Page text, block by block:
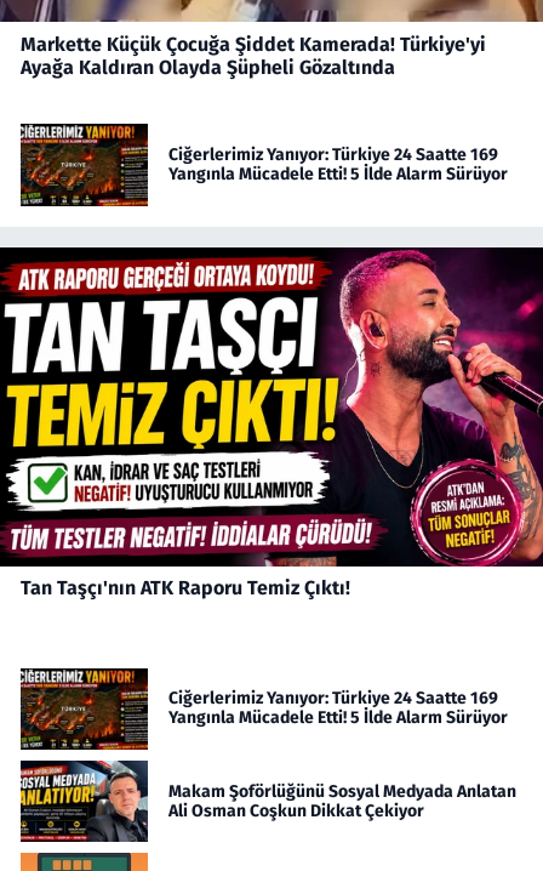
Markette Küçük Çocuğa Şiddet Kamerada! Türkiye'yi
Ayağa Kaldıran Olayda Şüpheli Gözaltında
Ciğerlerimiz Yanıyor: Türkiye 24 Saatte 169
Yangınla Mücadele Etti! 5 İlde Alarm Sürüyor
Tan Taşçı'nın ATK Raporu Temiz Çıktı!
Ciğerlerimiz Yanıyor: Türkiye 24 Saatte 169
Yangınla Mücadele Etti! 5 İlde Alarm Sürüyor
Makam Şoförlüğünü Sosyal Medyada Anlatan
Ali Osman Coşkun Dikkat Çekiyor